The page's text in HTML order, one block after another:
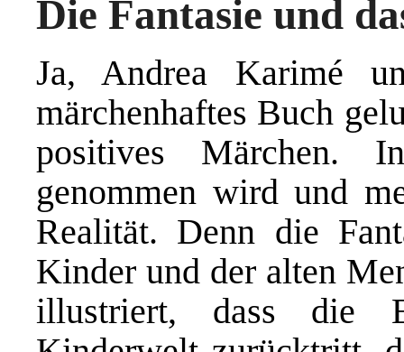
Die Fantasie und
Ja, Andrea Karimé
märchenhaftes Buch
positives Märchen.
genommen wird und
Realität. Denn die
Kinder und der alten
illustriert, dass die